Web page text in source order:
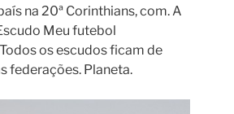
na 20ª Corinthians, com. A
Meu futebol
os escudos ficam de
federações. Planeta.